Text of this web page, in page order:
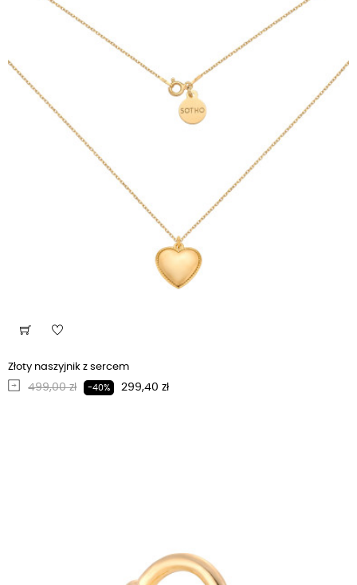
Złoty naszyjnik z sercem
Regularna cena
499,00 zł -40% Cena
299,40 zł